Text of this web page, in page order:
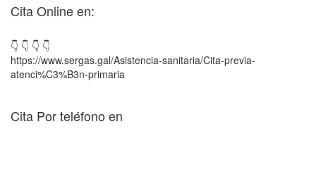
Cita Online en:
👇 👇 👇 👇
https://www.sergas.gal/Asistencia-sanitaria/Cita-previa-
atenci%C3%B3n-primaria
Cita Por teléfono en